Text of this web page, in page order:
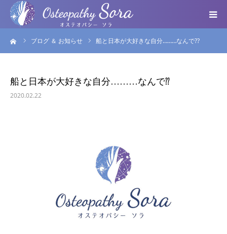
ブログ ＆ お知らせ 船と日本が大好きな自分………なんで⁇
船と日本が大好きな自分………なんで⁇
2020.02.22
ABOUT
MENU
個人情報保護方針